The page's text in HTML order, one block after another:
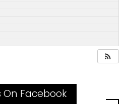
On Facebook